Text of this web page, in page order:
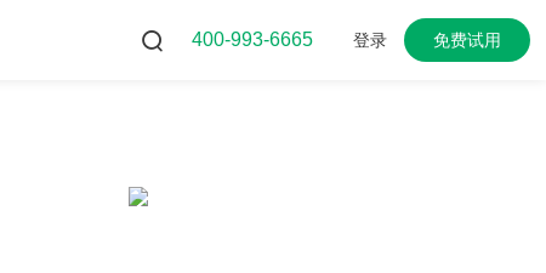
400-993-6665 登录 免费试用